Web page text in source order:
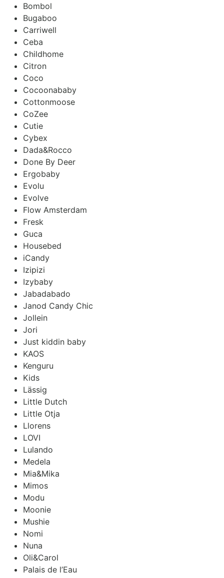
Bombol
Bugaboo
Carriwell
Ceba
Childhome
Citron
Coco
Cocoonababy
Cottonmoose
CoZee
Cutie
Cybex
Dada&Rocco
Done By Deer
Ergobaby
Evolu
Evolve
Flow Amsterdam
Fresk
Guca
Housebed
iCandy
Izipizi
Izybaby
Jabadabado
Janod Candy Chic
Jollein
Jori
Just kiddin baby
KAOS
Kenguru
Kids
Lässig
Little Dutch
Little Otja
Llorens
LOVI
Lulando
Medela
Mia&Mika
Mimos
Modu
Moonie
Mushie
Nomi
Nuna
Oli&Carol
Palais de l’Eau